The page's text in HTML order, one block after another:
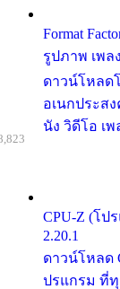
Format
รูปภาพ เพล
ดาวน์โหลด
อเนกประส
นัง วิดีโอ เพ
CPU-Z (โป
2.20.1
ดาวน์โหลด
ปรแกรม ที่ทุ